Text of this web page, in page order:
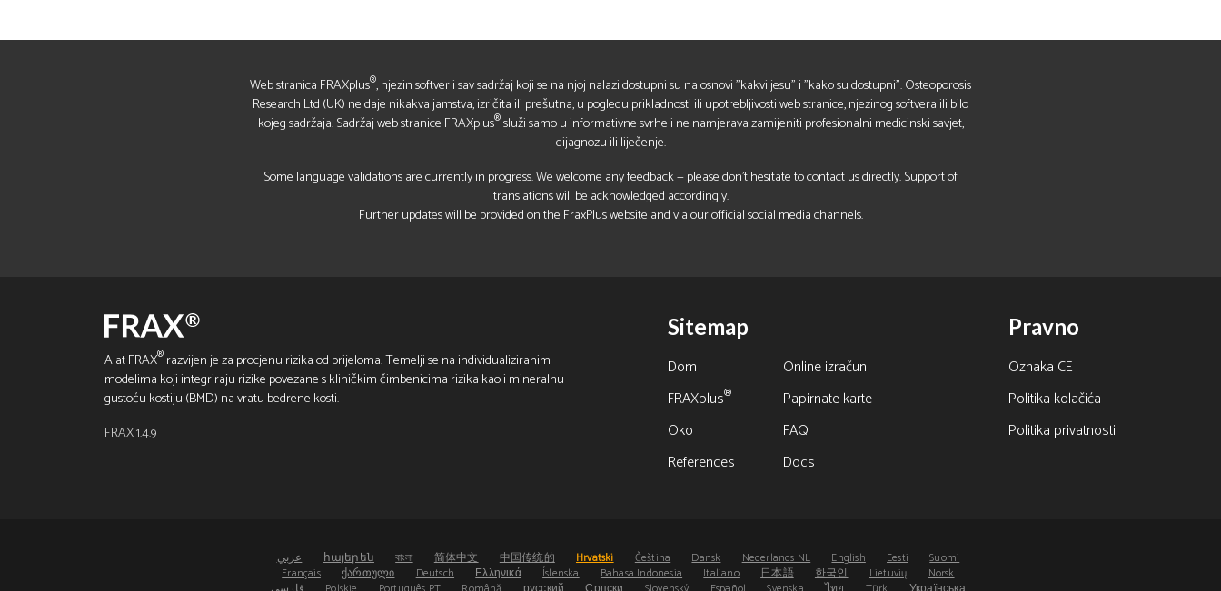
Web stranica FRAXplus®, njezin softver i sav sadržaj koji se na njoj nalazi dostupni su na osnovi "kakvi jesu" i "kako su dostupni". Osteoporosis
Research Ltd (UK) ne daje nikakva jamstva, izričita ili prešutna, u pogledu prikladnosti ili upotrebljivosti web stranice, njezinog softvera ili bilo
kojeg sadržaja. Sadržaj web stranice FRAXplus®služi samo u informativne svrhe i ne namjerava zamijeniti profesionalni medicinski savjet,
dijagnozu ili liječenje.
Some language validations are currently in progress. We welcome any feedback — please don’t hesitate to contact us directly. Support of
translations will be acknowledged accordingly.
Further updates will be provided on the FraxPlus website and via our official social media channels.
Alat FRAX®razvijen je za procjenu rizika od prijeloma. Temelji se na individualiziranim
modelima koji integriraju rizike povezane s kliničkim čimbenicima rizika kao i mineralnu
gustoću kostiju (BMD) na vratu bedrene kosti.
FRAX 1.4.9
Sitemap
Dom
Online izračun
FRAXplus®
Papirnate karte
Oko
FAQ
References
Docs
Pravno
Oznaka CE
Politika kolačića
Politika privatnosti
عربي հայերեն বাংলা 简体中文 中国传统的 Hrvatski Čeština Dansk Nederlands NL English Eesti
Suomi
Français
ქართული Deutsch Ελληνικά Íslenska Bahasa Indonesia Italiano 日本語 한국인 Lietuvių
Norsk